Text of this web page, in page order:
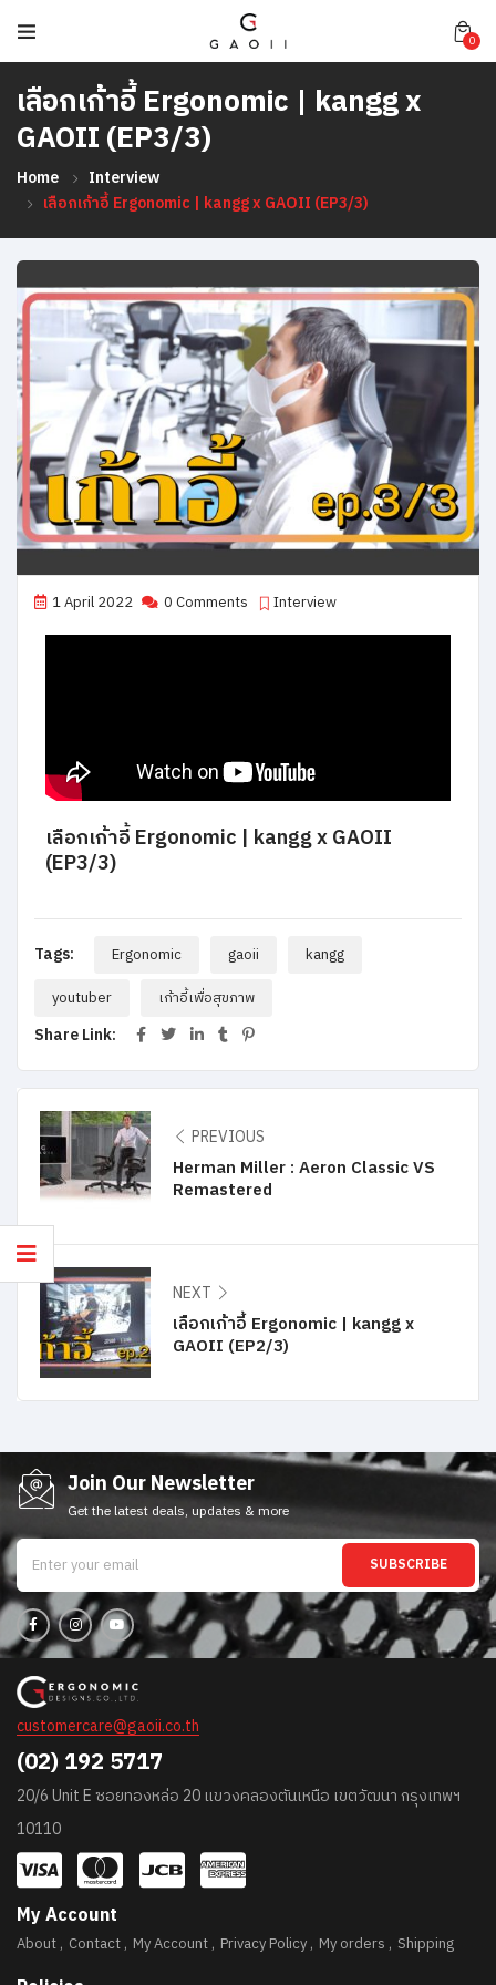
0
เลือกเก้าอี้ Ergonomic | kangg x
GAOII (EP3/3)
Home
Interview
เลือกเก้าอี้ Ergonomic | kangg x GAOII (EP3/3)
1 April 2022 0 Comments Interview
เลือกเก้าอี้ Ergonomic | kangg x GAOII
(EP3/3)
Tags: Ergonomic gaoii
kangg
youtuber
เก้าอี้เพื่อสุขภาพ
Share Link:
PREVIOUS
Herman Miller : Aeron Classic VS
Remastered
NEXT
เลือกเก้าอี้ Ergonomic | kangg x
GAOII (EP2/3)
Join Our Newsletter
Get the latest deals, updates & more
SUBSCRIBE
customercare@gaoii.co.th
(02) 192 5717
20/6 Unit E ซอยทองหล่อ 20 แขวงคลองตันเหนือ เขตวัฒนา กรุงเทพฯ
10110
My Account
About Contact My Account Privacy Policy My orders Shipping